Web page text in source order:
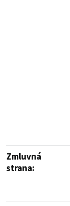
Zmluvná
strana: